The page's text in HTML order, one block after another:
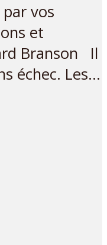
vos
et
Branson Il
échec. Les...